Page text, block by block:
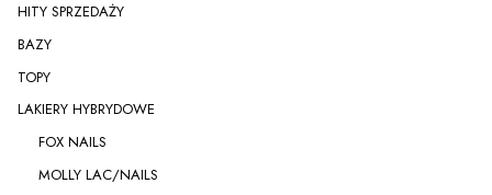
HITY SPRZEDAŻY
BAZY
TOPY
LAKIERY HYBRYDOWE
FOX NAILS
MOLLY LAC/NAILS